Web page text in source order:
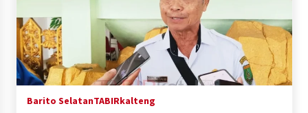
Barito SelatanTABIRkalteng